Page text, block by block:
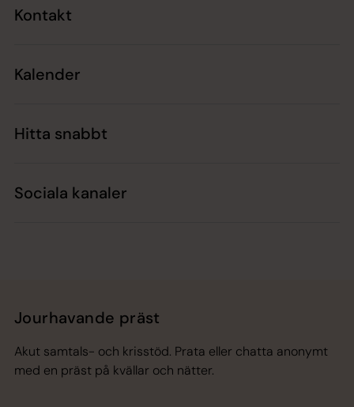
Kontakt
Kalender
Hitta snabbt
Sociala kanaler
Jourhavande präst
Akut samtals- och krisstöd. Prata eller chatta anonymt
med en präst på kvällar och nätter.